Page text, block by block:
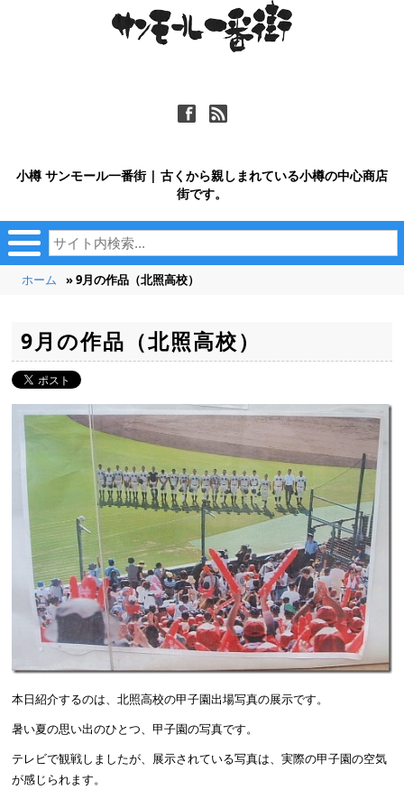
ä ñ
小樽 サンモール一番街 | 古くから親しまれている小樽の中心商店
街です。
ホーム » 9月の作品（北照高校）
9月の作品（北照高校）
本日紹介するのは、北照高校の甲子園出場写真の展示です。
暑い夏の思い出のひとつ、甲子園の写真です。
テレビで観戦しましたが、展示されている写真は、実際の甲子園の空気
が感じられます。